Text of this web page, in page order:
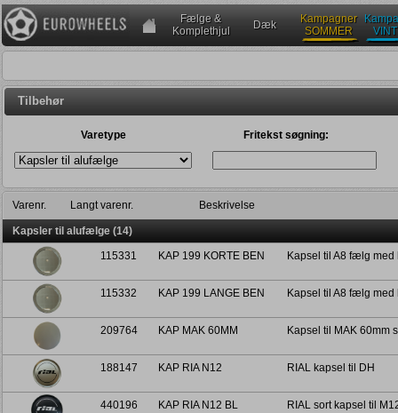
Fælge &
Komplethjul
Dæk
Kampagner
SOMMER
Tilbehør
Varetype Fritekst søgning:
Varenr. Langt varenr. Beskrivelse
Kapsler til alufælge (14)
115331
KAP 199 KORTE BEN Kapsel til A8 fælg med
115332 KAP 199 LANGE BEN Kapsel til A8 fælg
209764 KAP MAK 60MM Kapsel til MAK 60mm
188147 KAP RIA N12 RIAL kapsel til DH
440196 KAP RIA N12 BL RIAL sort kapsel til